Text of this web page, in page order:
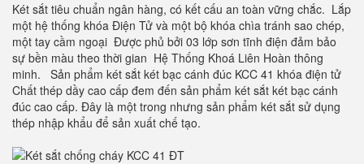
Két sắt tiêu chuẩn ngân hàng, có kết cấu an toàn vững chắc. Lắp
một hệ thống khóa Điện Tử và một bộ khóa chìa tránh sao chép,
một tay cầm ngoại Được phủ bởi 03 lớp sơn tĩnh điện đảm bảo
sự bền màu theo thời gian Hệ Thống Khoá Liên Hoàn thông
minh. Sản phẩm két sắt két bạc cánh đúc KCC 41 khóa điện tử
Chất thép dầy cao cấp đem đến sản phẩm két sắt két bạc cánh
đúc cao cấp. Đây là một trong nhưng sản phẩm két sắt sử dụng
thép nhập khẩu để sản xuất chế tạo.